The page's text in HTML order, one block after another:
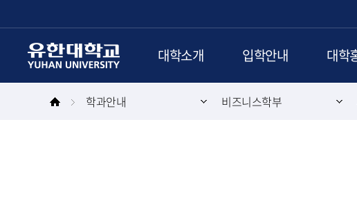
대학소개 입학안내 대학
학과안내 비즈니스학부